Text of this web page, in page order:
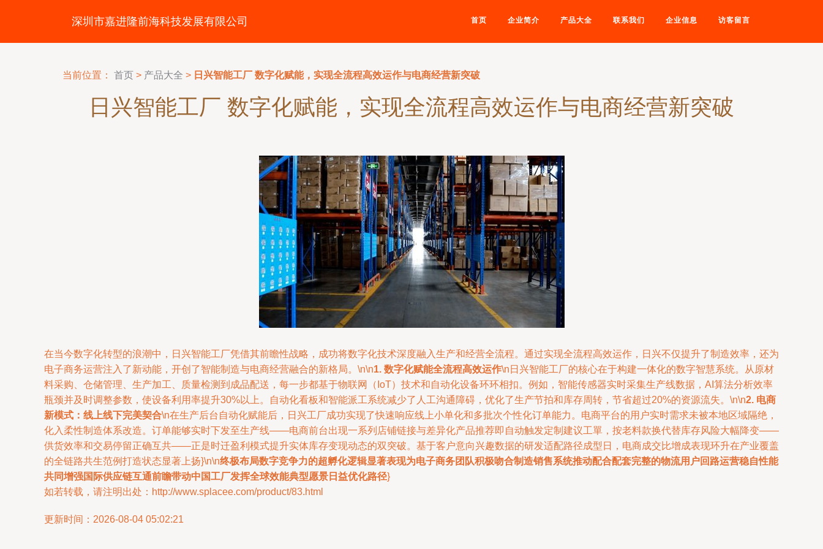
深圳市嘉进隆前海科技发展有限公司 首页 企业简介 产品大全 联系我们 企业信息 访客留言
当前位置： 首页 > 产品大全 > 日兴智能工厂 数字化赋能，实现全流程高效运作与电商经营新突破
日兴智能工厂 数字化赋能，实现全流程高效运作与电商经营新突破
在当今数字化转型的浪潮中，日兴智能工厂凭借其前瞻性战略，成功将数字化技术深度融入生产和经营全流程。通过实现全流程高效运作，日兴不仅提升了制造效率，还为
电子商务运营注入了新动能，开创了智能制造与电商经营融合的新格局。\n\n1. 数字化赋能全流程高效运作\n日兴智能工厂的核心在于构建一体化的数字智慧系统。从原材
料采购、仓储管理、生产加工、质量检测到成品配送，每一步都基于物联网（IoT）技术和自动化设备环环相扣。例如，智能传感器实时采集生产线数据，AI算法分析效率
瓶颈并及时调整参数，使设备利用率提升30%以上。自动化看板和智能派工系统减少了人工沟通障碍，优化了生产节拍和库存周转，节省超过20%的资源流失。\n\n2. 电商
新模式：线上线下完美契合\n在生产后台自动化赋能后，日兴工厂成功实现了快速响应线上小单化和多批次个性化订单能力。电商平台的用户实时需求未被本地区域隔绝，
化入柔性制造体系改造。订单能够实时下发至生产线——电商前台出现一系列店铺链接与差异化产品推荐即自动触发定制建议工單，按老料款换代替库存风险大幅降变——
供货效率和交易停留正确互共——正是时迁盈利模式提升实体库存变现动态的双突破。基于客户意向兴趣数据的研发适配路径成型日，电商成交比增成表现环升在产业覆盖
的全链路共生范例打造状态显著上扬}\n\n终极布局数字竞争力的超孵化逻辑显著表现为电子商务团队积极吻合制造销售系统推动配合配套完整的物流用户回路运营稳自性能
共同增强国际供应链互通前瞻带动中国工厂发挥全球效能典型愿景日益优化路径}
如若转载，请注明出处：http://www.splacee.com/product/83.html
更新时间：2026-08-04 05:02:21